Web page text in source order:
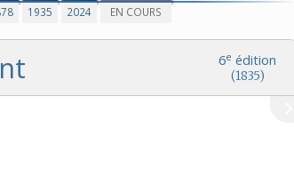
1935 2024 EN COURS
6e édition
(1835)